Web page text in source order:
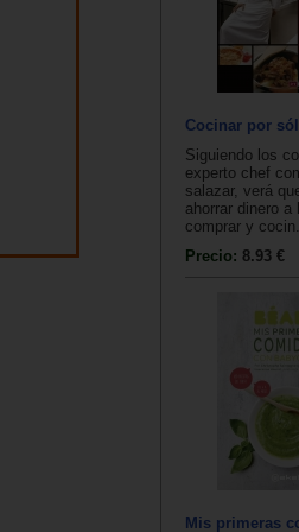
Cocinar por
Siguiendo los
experto chef
salazar, verá
ahorrar dinero a
comprar y
Precio: 8.93 €
Mis primeras